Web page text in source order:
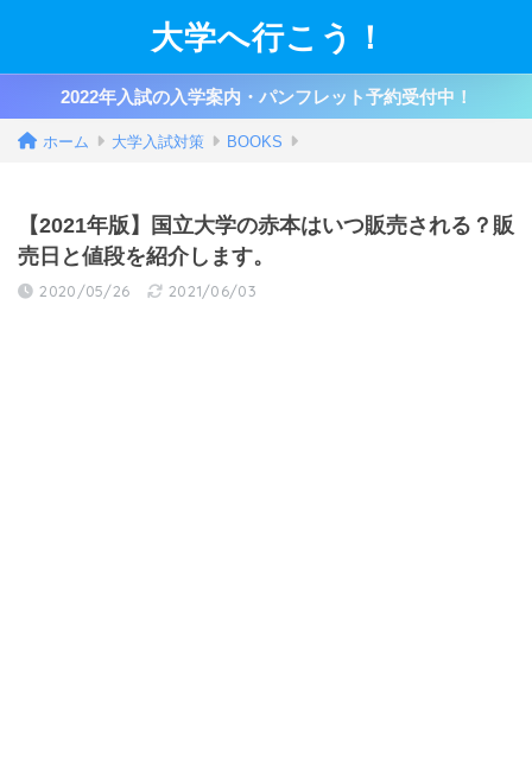
大学へ行こう！
2022年入試の入学案内・パンフレット予約受付中！
ホーム 大学入試対策 BOOKS
【2021年版】国立大学の赤本はいつ販売される？販
売日と値段を紹介します。
2020/05/26 2021/06/03